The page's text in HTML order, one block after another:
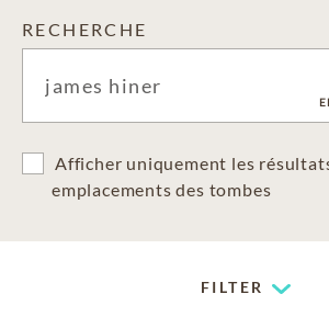
RECHERCHE
Afficher uniquement les
emplacements des tombes
FILTER